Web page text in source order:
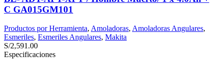
C GA015GM101
Productos por Herramienta, Amoladoras, Amoladoras Angulares,
Esmeriles, Esmeriles Angulares, Makita
S/2,591.00
Especificaciones